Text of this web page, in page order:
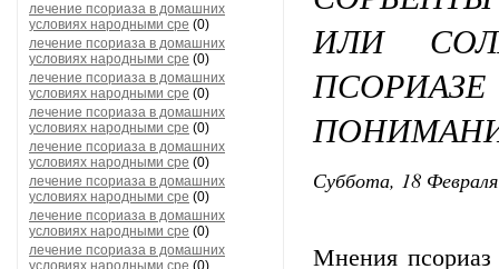
лечение псориаза в домашних
условиях народными сре (0)
лечение псориаза в домашних
условиях народными сре (0)
лечение псориаза в домашних
условиях народными сре (0)
лечение псориаза в домашних
условиях народными сре (0)
лечение псориаза в домашних
условиях народными сре (0)
лечение псориаза в домашних
условиях народными сре (0)
лечение псориаза в домашних
условиях народными сре (0)
лечение псориаза в домашних
условиях народными сре (0)
ИЛИ
Суббота, 18
Мнения псориаз